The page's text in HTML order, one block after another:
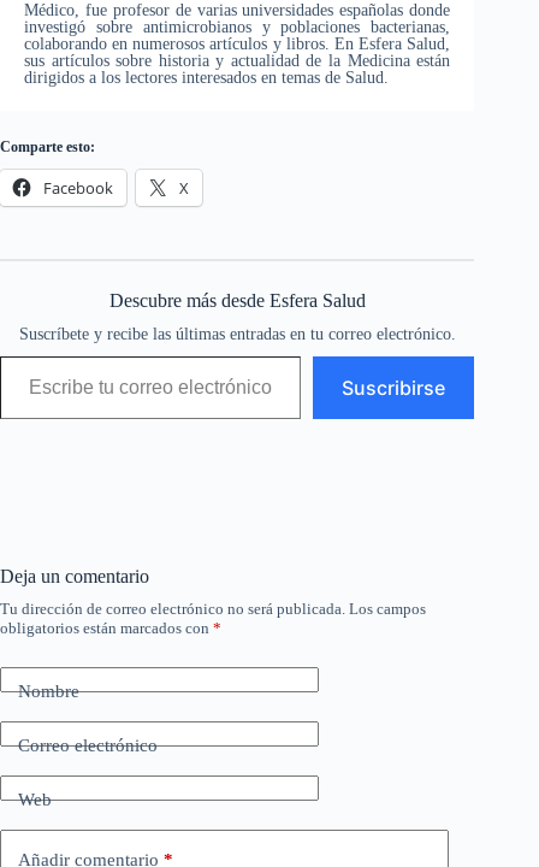
Médico, fue profesor de varias universidades españolas donde
investigó sobre antimicrobianos y poblaciones bacterianas,
colaborando en numerosos artículos y libros. En Esfera Salud,
sus artículos sobre historia y actualidad de la Medicina están
dirigidos a los lectores interesados en temas de Salud.
Comparte esto:
Facebook X
Descubre más desde Esfera Salud
Suscríbete y recibe las últimas entradas en tu correo electrónico.
Escribe tu correo electrónico…
Suscribirse
Deja un comentario
Tu dirección de correo electrónico no será publicada. Los campos
obligatorios están marcados con *
Nombre
Correo electrónico
Web
Añadir comentario *